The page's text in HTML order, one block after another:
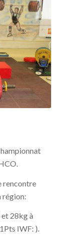
rencontre
région:
et 28kg à
IWF: ).